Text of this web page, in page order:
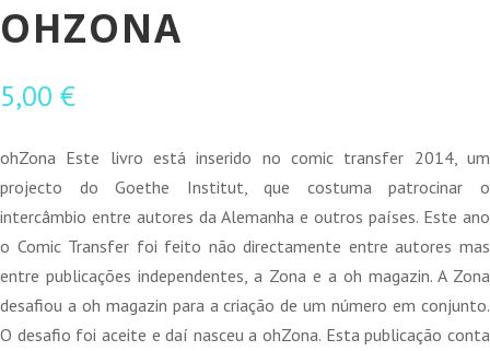
OHZONA
5,00 €
ohZona Este livro está inserido no comic transfer 2014, um
projecto do Goethe Institut, que costuma patrocinar o
intercâmbio entre autores da Alemanha e outros países. Este ano
o Comic Transfer foi feito não directamente entre autores mas
entre publicações independentes, a Zona e a oh magazin. A Zona
desafiou a oh magazin para a criação de um número em conjunto.
O desafio foi aceite e daí nasceu a ohZona. Esta publicação conta